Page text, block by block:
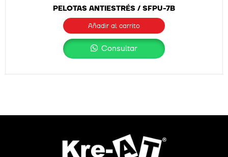
PELOTAS ANTIESTRÉS / SFPU-7B
Añadir al carrito
Consultar